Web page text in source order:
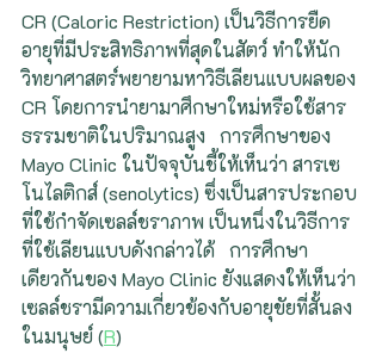
CR (Caloric Restriction) เป็นวิธีการยืด
อายุที่มีประสิทธิภาพที่สุดในสัตว์ ทำให้นัก
วิทยาศาสตร์พยายามหาวิธีเลียนแบบผลของ
CR โดยการนำยามาศึกษาใหม่หรือใช้สาร
ธรรมชาติในปริมาณสูง   การศึกษาของ
Mayo Clinic ในปัจจุบันชี้ให้เห็นว่า สารเซ
โนไลติกส์ (senolytics) ซึ่งเป็นสารประกอบ
ที่ใช้กำจัดเซลล์ชราภาพ เป็นหนึ่งในวิธีการ
ที่ใช้เลียนแบบดังกล่าวได้   การศึกษา
เดียวกันของ Mayo Clinic ยังแสดงให้เห็นว่า
เซลล์ชรามีความเกี่ยวข้องกับอายุขัยที่สั้นลง
ในมนุษย์ (R)